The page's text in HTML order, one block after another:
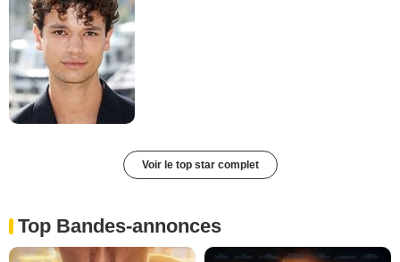
Voir le top star complet
Top Bandes-annonces